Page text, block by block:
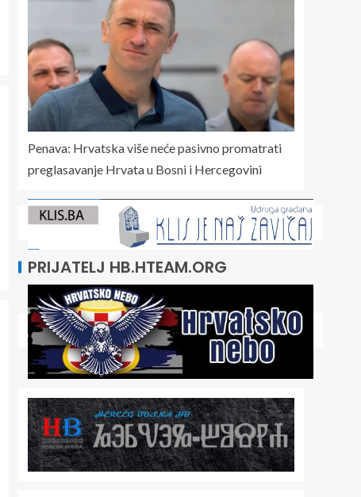
Penava: Hrvatska više neće pasivno promatrati
preglasavanje Hrvata u Bosni i Hercegovini
PRIJATELJ HB.HTEAM.ORG